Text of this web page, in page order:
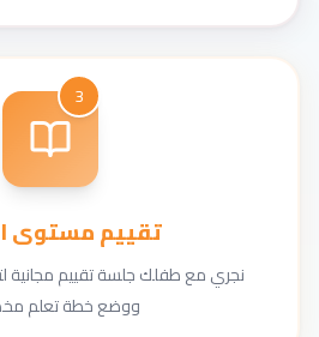
3
تقييم مستوى
نجري مع طفلك جلسة تقييم مجانية
ووضع خطة تعلم